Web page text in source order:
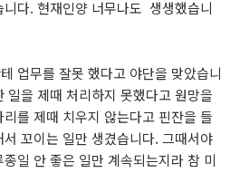
다. 현재인양 너무나도 생생했습니
업무를 잘못 했다고 야단을 맞았습니
일을 제때 처리하지 못했다고 원망을
를 제때 치우지 않는다고 핀잔을 들
꼬이는 일만 생겼습니다. 그때서야
일 안 좋은 일만 계속되는지라 참 미